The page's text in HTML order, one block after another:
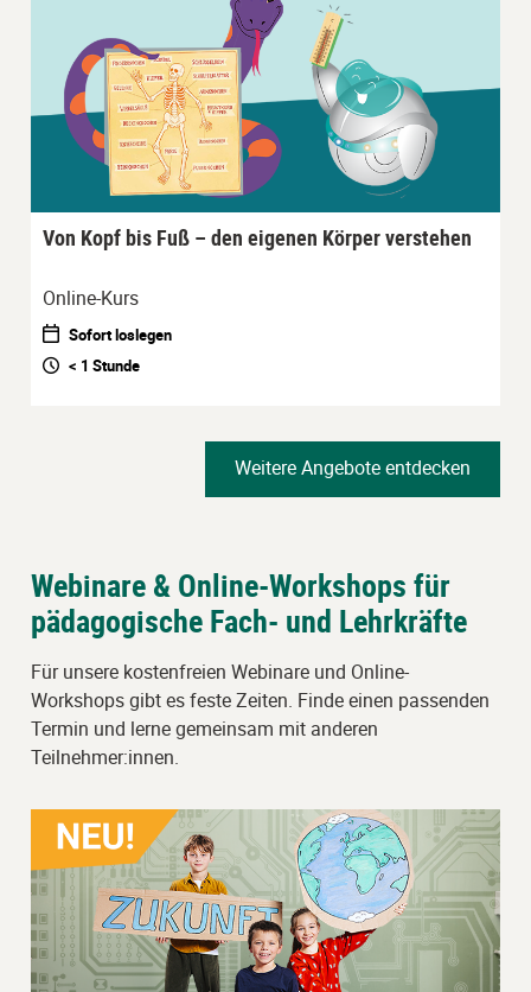
Von Kopf bis Fuß – den eigenen Körper verstehen
Online-Kurs
Sofort loslegen
< 1 Stunde
Weitere Angebote entdecken
Webinare & Online-Workshops für
pädagogische Fach- und Lehrkräfte
Für unsere kostenfreien Webinare und Online-
Workshops gibt es feste Zeiten. Finde einen passenden
Termin und lerne gemeinsam mit anderen
Teilnehmer:innen.